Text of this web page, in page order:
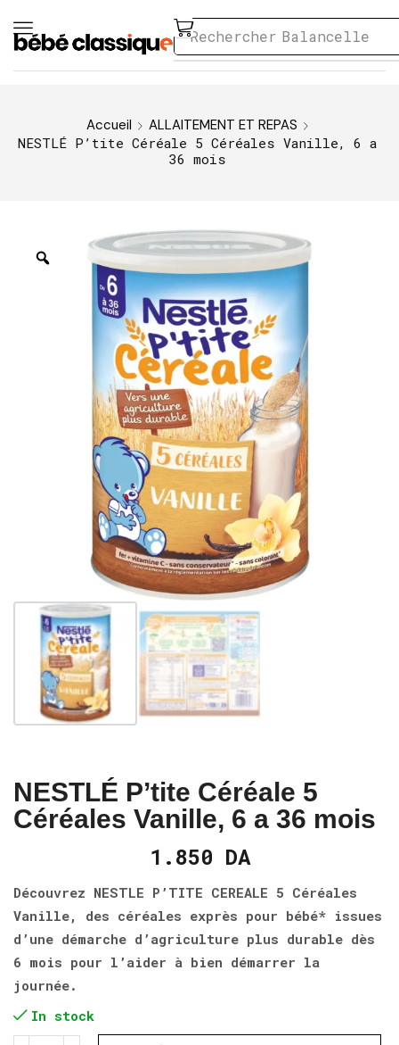
Rechercher Balancelle
Accueil
ALLAITEMENT ET REPAS
NESTLÉ P’tite Céréale 5 Céréales Vanille, 6 a
36 mois
NESTLÉ P’tite Céréale 5
Céréales Vanille, 6 a 36 mois
1.850 DA
Découvrez NESTLE P’TITE CEREALE 5 Céréales
Vanille, des céréales exprès pour bébé* issues
d’une démarche d’agriculture plus durable dès
6 mois pour l’aider à bien démarrer la
journée.
In stock